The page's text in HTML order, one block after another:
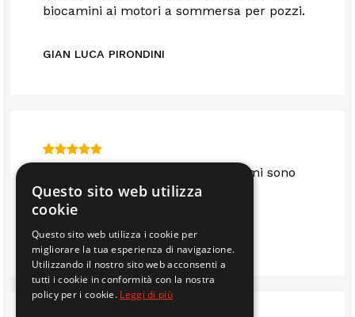
biocamini ai motori a sommersa per pozzi.
GIAN LUCA PIRONDINI
Sono anni che mi servo da loro e mi sono
sempre trovato bene.. consigliato
IMMOBILIARE EDIL 2F S.R.L.
Questo sito web utilizza
cookie
Questo sito web utilizza i cookie per
migliorare la tua esperienza di navigazione.
Utilizzando il nostro sito web acconsenti a
tutti i cookie in conformità con la nostra
policy per i cookie. Leggi di più